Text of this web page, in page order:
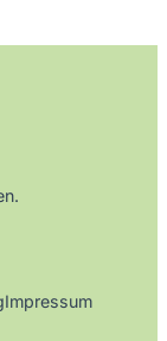
Impressum